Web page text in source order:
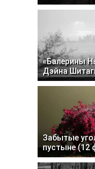
«Балерины
Дэйна
Забытые
пустыне (12